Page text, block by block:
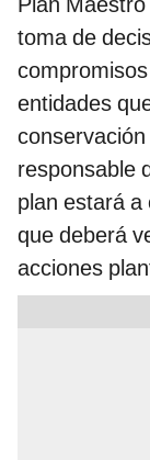
toma de
entidades
responsable
plan estará a
que deberá
acciones